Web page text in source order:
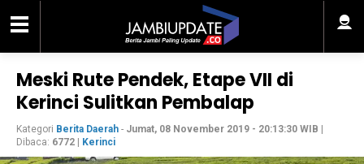
Meski Rute Pendek, Etape VII di
Kerinci Sulitkan Pembalap
Kategori Berita Daerah - Jumat, 08 November 2019 - 20:13:30 WIB
Dibaca: 6772 Kerinci